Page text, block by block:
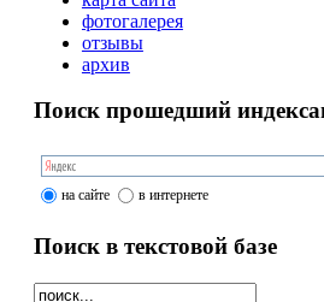
фотогалерея
отзывы
архив
Поиск прошедший
на сайте в интернете
Поиск в текстовой базе